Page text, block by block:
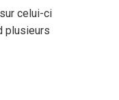
celui-ci
plusieurs